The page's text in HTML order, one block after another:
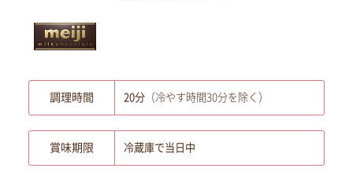
調理時間 20分 （冷やす時間30分を除く）
賞味期限 冷蔵庫で当日中